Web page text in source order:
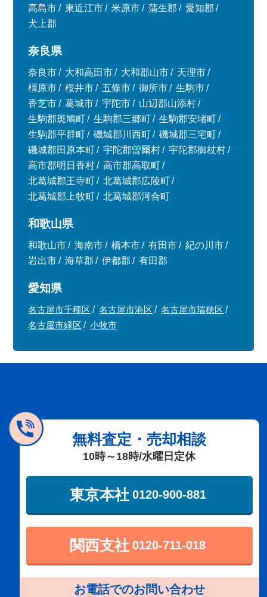
高島市
東近江市 米原市 蒲生郡
愛知郡
犬上郡
奈良県
奈良市 大和高田市 大和郡山市
天理市
橿原市
桜井市 五條市 御所市
生駒市
香芝市
葛城市 宇陀市
山辺郡山添村
生駒郡斑鳩町
生駒郡三郷町
生駒郡安堵町
生駒郡平群町
磯城郡川西町
磯城郡三宅町
磯城郡田原本町
宇陀郡曽爾村
宇陀郡御杖村
高市郡明日香村
高市郡高取町
北葛城郡王寺町
北葛城郡広陵町
北葛城郡上牧町
北葛城郡河合町
和歌山県
和歌山市 海南市 橋本市 有田市
紀の川市
岩出市
海草郡 伊都郡 有田郡
愛知県
名古屋市千種区 名古屋市港区
名古屋市瑞穂区
名古屋市緑区
小牧市
無料査定・売却相談
10時～18時/水曜日定休
東京本社 0120-900-881
関西支社 0120-711-018
お電話でのお問い合わせ